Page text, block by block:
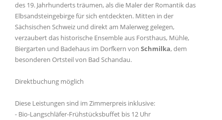
des 19. Jahrhunderts träumen, als die Maler der Romantik das
Elbsandsteingebirge für sich entdeckten. Mitten in der
Sächsischen Schweiz und direkt am Malerweg gelegen,
verzaubert das historische Ensemble aus Forsthaus, Mühle,
Biergarten und Badehaus im Dorfkern von Schmilka, dem
besonderen Ortsteil von Bad Schandau.
Direktbuchung möglich
Diese Leistungen sind im Zimmerpreis inklusive:
- Bio-Langschläfer-Frühstücksbuffet bis 12 Uhr